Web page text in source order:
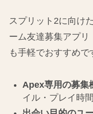
スプリット2に向け
ーム友達募集アプ
も手軽でおすすめで
Apex専用の募集
イル・プレイ時